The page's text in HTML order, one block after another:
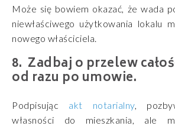
Może się bowiem okazać, że wada
niewłaściwego użytkowania lokalu
nowego właściciela.
Zadbaj o przelew
od razu po umowie.
Podpisując akt notarialny,
własności do mieszkania, ale